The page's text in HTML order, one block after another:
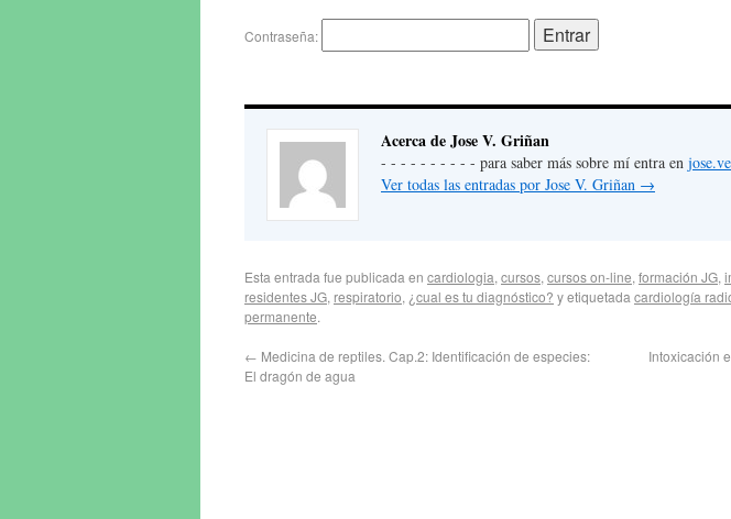
Contraseña:
Acerca de Jose V. Griñan
- - - - - - - - - - para saber más sobre mí entra en
Ver todas las entradas por Jose V. Griñan →
Esta entrada fue publicada en cardiologia,cursos,cursos on-line,formación JG,
residentes JG, respiratorio, ¿cual es tu diagnóstico? y etiquetadacardiología
permanente.
← Medicina de reptiles. Cap.2: Identificación de especies:
El dragón de agua
Intoxicación